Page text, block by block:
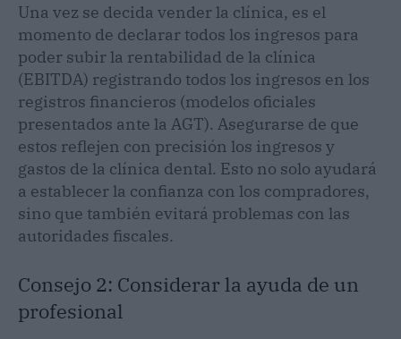
Una vez se decida vender la clínica, es el
momento de declarar todos los ingresos para
poder subir la rentabilidad de la clínica
(EBITDA) registrando todos los ingresos en los
registros financieros (modelos oficiales
presentados ante la AGT). Asegurarse de que
estos reflejen con precisión los ingresos y
gastos de la clínica dental. Esto no solo ayudará
a establecer la confianza con los compradores,
sino que también evitará problemas con las
autoridades fiscales.
Consejo 2: Considerar la ayuda de un
profesional